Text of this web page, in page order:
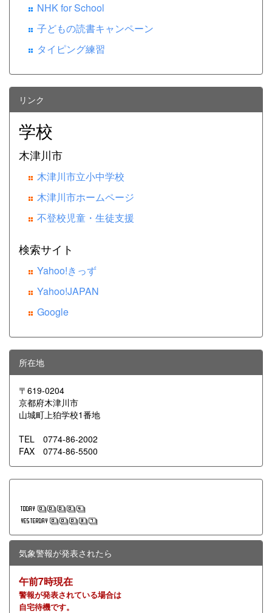
NHK for School
子どもの読書キャンペーン
タイピング練習
リンク
学校
木津川市
木津川市立小中学校
木津川市ホームページ
不登校児童・生徒支援
検索サイト
Yahoo!きっず
Yahoo!JAPAN
Google
所在地
〒619-0204
京都府木津川市
山城町上狛学校1番地
TEL 0774-86-2002
FAX 0774-86-5500
気象警報が発表されたら
午前7時現在
警報が発表されている場合は
自宅待機です。